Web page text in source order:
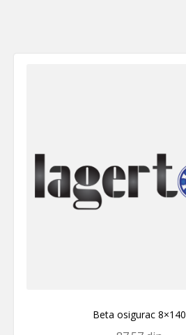
Beta osigurac 8×140